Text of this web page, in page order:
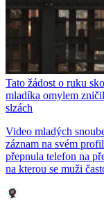
Tato žádost o ruku
mladíka omylem
slzách
Video mladých
záznam na svém
přepnula telefon na
na kterou se muži